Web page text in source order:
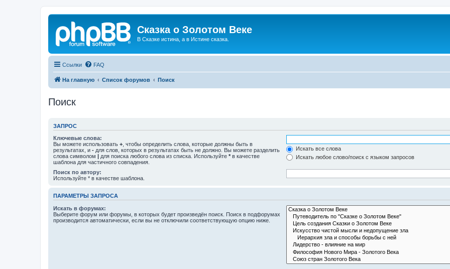
Сказка о Золотом Веке
В Сказке истина, а в Истине сказка.
Ссылки FAQ
На главную Список форумов Поиск
Поиск
ЗАПРОС
Ключевые слова:
Вы можете использовать + , чтобы определить слова, которые должны быть в
результатах, и - для слов, которых в результатах быть не должно. Вы можете разделить
слова символом | для поиска любого слова из списка. Используйте * в качестве
шаблона для частичного совпадения.
Искать все слова
Искать любое слово/поиск с языком запросов
Поиск по автору:
Используйте * в качестве шаблона.
ПАРАМЕТРЫ ЗАПРОСА
Искать в форумах:
Выберите форум или форумы, в которых будет произведён поиск. Поиск в подфорумах
производится автоматически, если вы не отключили соответствующую опцию ниже.